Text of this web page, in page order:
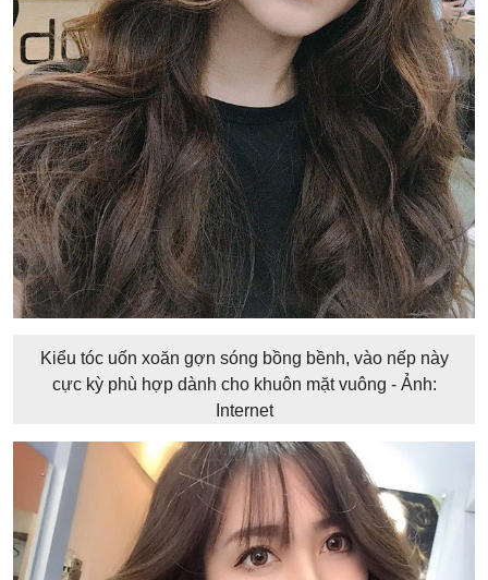
Kiểu tóc uốn xoăn gợn sóng bồng bềnh, vào nếp này
cực kỳ phù hợp dành cho khuôn mặt vuông - Ảnh:
Internet